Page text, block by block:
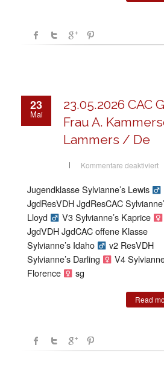
23
Mai
23.05.2026 CAC
Frau A.
Lammers / De
Kommentare deaktiviertfür
A.
/
Jugendklasse Sylvianne’s Lewis
JgdResVDH JgdResCAC
Lloyd
V3 Sylvianne’s Kaprice
JgdVDH JgdCAC offene Klasse
Sylvianne’s Idaho
v2 ResVDH
Sylvianne’s Darling
V4
Florence
sg
Read